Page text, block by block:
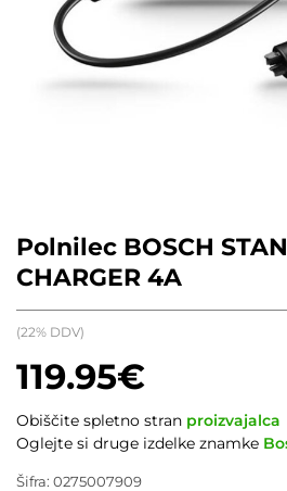
Polnilec BOSCH
CHARGER 4A
119.95€
(22% DDV)
Obiščite spletno stran proizvajalca
Oglejte si druge izdelke znamke
Šifra: 0275007909